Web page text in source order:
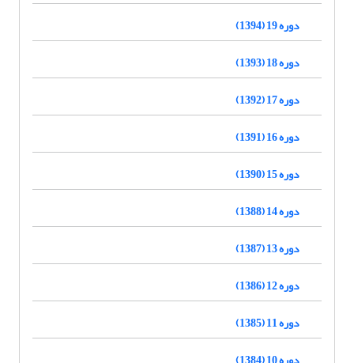
دوره 19 (1394)
دوره 18 (1393)
دوره 17 (1392)
دوره 16 (1391)
دوره 15 (1390)
دوره 14 (1388)
دوره 13 (1387)
دوره 12 (1386)
دوره 11 (1385)